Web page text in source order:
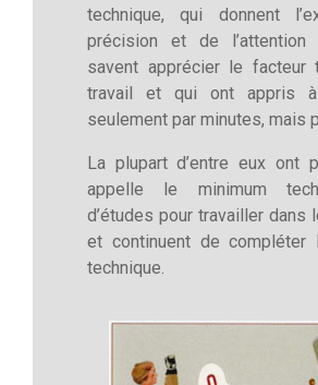
technique, qui donnent
précision et de l’attention
savent apprécier le facteur
travail et qui ont appris à
seulement par minutes, mais
La plupart d’entre eux ont
appelle le minimum
d’études pour travailler dans
et continuent de compléter
technique.